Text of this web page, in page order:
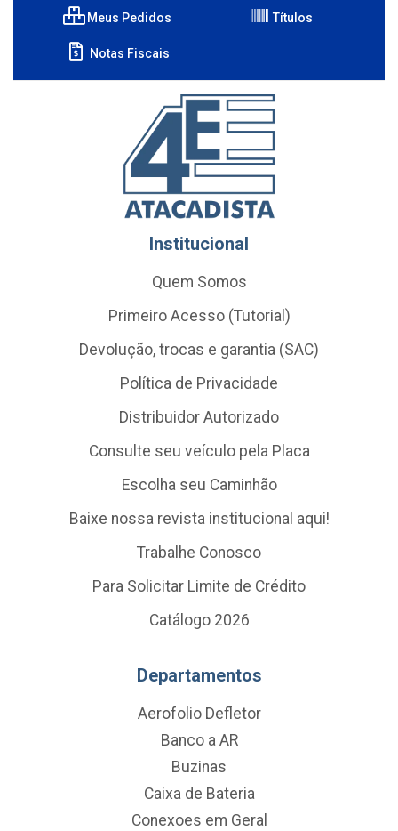
Meus Pedidos Títulos
Notas Fiscais
Institucional
Quem Somos
Primeiro Acesso (Tutorial)
Devolução, trocas e garantia (SAC)
Política de Privacidade
Distribuidor Autorizado
Consulte seu veículo pela Placa
Escolha seu Caminhão
Baixe nossa revista institucional aqui!
Trabalhe Conosco
Para Solicitar Limite de Crédito
Catálogo 2026
Departamentos
Aerofolio Defletor
Banco a AR
Buzinas
Caixa de Bateria
Conexoes em Geral